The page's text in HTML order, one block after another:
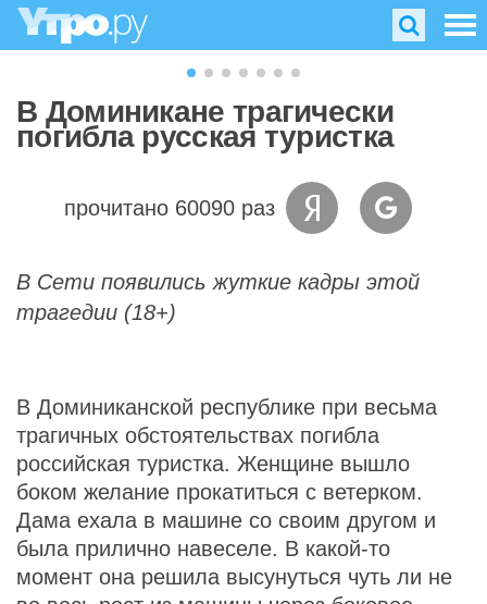
В Доминикане трагически
погибла русская туристка
прочитано 60090 раз
В Сети появились жуткие кадры этой
трагедии (18+)
В Доминиканской республике при весьма
трагичных обстоятельствах погибла
российская туристка. Женщине вышло
боком желание прокатиться с ветерком.
Дама ехала в машине со своим другом и
была прилично навеселе. В какой-то
момент она решила высунуться чуть ли не